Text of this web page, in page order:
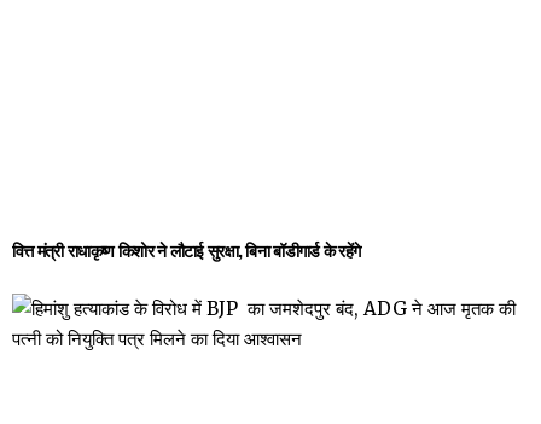
वित्त मंत्री राधाकृष्ण किशोर ने लौटाई सुरक्षा, बिना बॉडीगार्ड के रहेंगे